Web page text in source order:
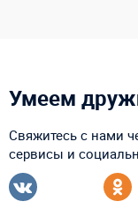
Умеем
Свяжитесь с нами
сервисы и